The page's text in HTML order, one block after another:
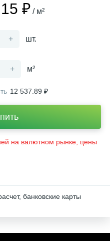
₽ / м²
+ шт.
+ м²
12 537.89 ₽
на валютном рынке, цены
банковские карты